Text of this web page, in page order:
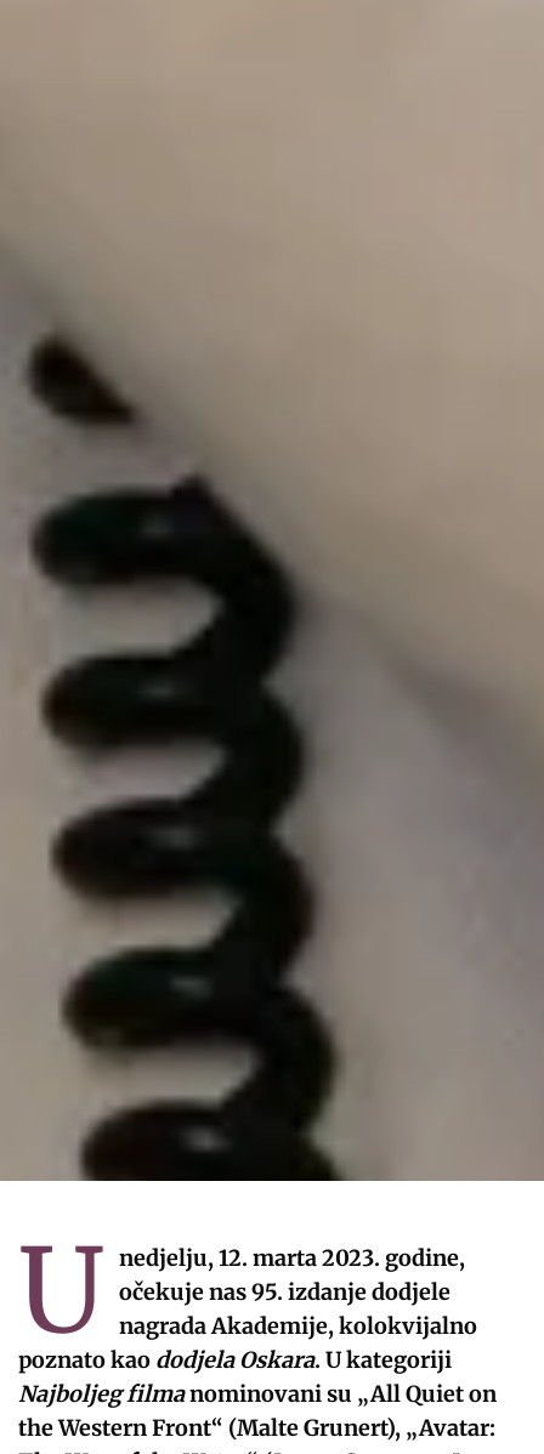
U nedjelju, 12. marta 2023. godine,
očekuje nas 95. izdanje dodjele
nagrada Akademije, kolokvijalno
poznato kao dodjela Oskara. U kategoriji
Najboljeg filmanominovani su „All Quiet on
the Western Front“ (Malte Grunert), „Avatar: